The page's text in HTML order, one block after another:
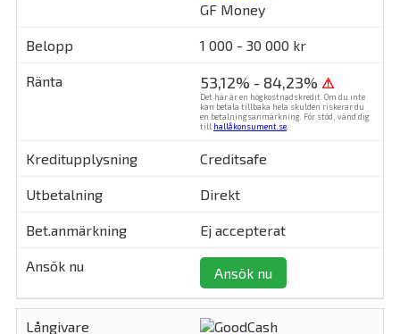
GF Money
1 000 - 30 000 kr
53,12% - 84,23% ⚠
Det här är en högkostnadskredit. Om du inte
kan betala tillbaka hela skulden riskerar du
en betalningsanmärkning. För stöd, vänd dig
till hallåkonsument.se
Creditsafe
Direkt
Ej accepterat
Ansök nu